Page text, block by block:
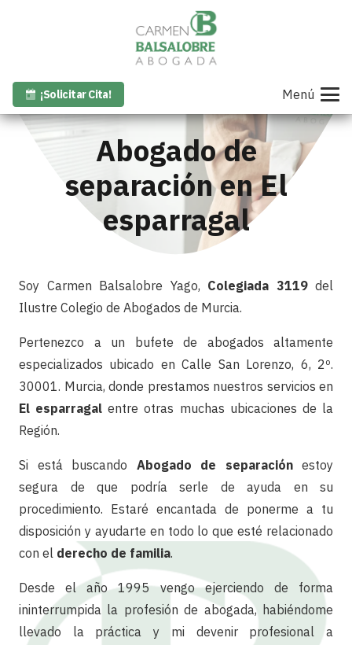
¡Solicitar Cita! Menú
Abogado de
separación en El
esparragal
Soy Carmen Balsalobre Yago, Colegiada 3119del
Ilustre Colegio de Abogados de Murcia.
Pertenezco a un bufete de abogados altamente
especializados ubicado en Calle San Lorenzo, 6, 2º.
30001. Murcia, donde prestamos nuestros servicios en
El esparragal entre otras muchas ubicaciones de la
Región.
Si está buscando Abogado de separaciónestoy
segura de que podría serle de ayuda en su
procedimiento. Estaré encantada de ponerme a tu
disposición y ayudarte en todo lo que esté relacionado
con el derecho de familia.
Desde el año 1995 vengo ejerciendo de forma
ininterrumpida la profesión de abogada, habiéndome
llevado la práctica y mi devenir profesional a